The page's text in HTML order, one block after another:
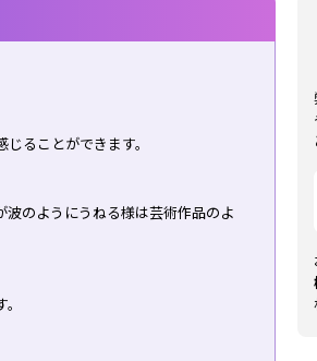
ることができます。
のようにうねる様は芸術作品のよ